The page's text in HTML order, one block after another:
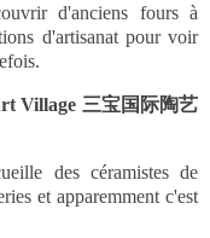
d'anciens fours à
d'artisanat pour voir
Village 三宝国际陶艺
des céramistes de
et apparemment c'est